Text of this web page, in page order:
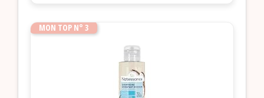
MON TOP N° 3